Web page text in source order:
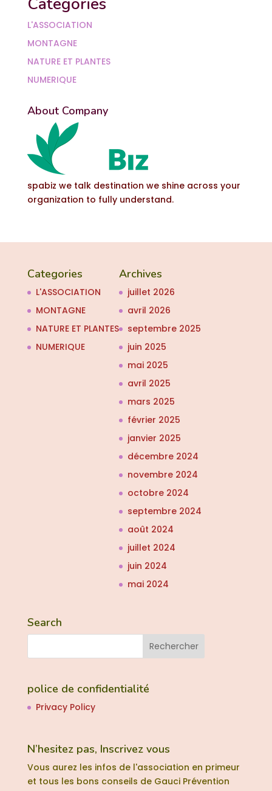
L'ASSOCIATION
MONTAGNE
NATURE ET PLANTES
NUMERIQUE
About Company
spabiz we talk destination we shine across your
organization to fully understand.
Categories
L'ASSOCIATION
MONTAGNE
NATURE ET PLANTES
NUMERIQUE
Archives
juillet 2026
avril 2026
septembre 2025
juin 2025
mai 2025
avril 2025
mars 2025
février 2025
janvier 2025
décembre 2024
novembre 2024
octobre 2024
septembre 2024
août 2024
juillet 2024
juin 2024
mai 2024
Search
police de confidentialité
Privacy Policy
N’hesitez pas, Inscrivez vous
Vous aurez les infos de l'association en primeur
et tous les bons conseils de Gauci Prévention